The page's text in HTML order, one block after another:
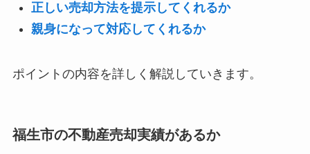
正しい売却方法を提示してくれるか
親身になって対応してくれるか
ポイントの内容を詳しく解説していきます。
福生市の不動産売却実績があるか